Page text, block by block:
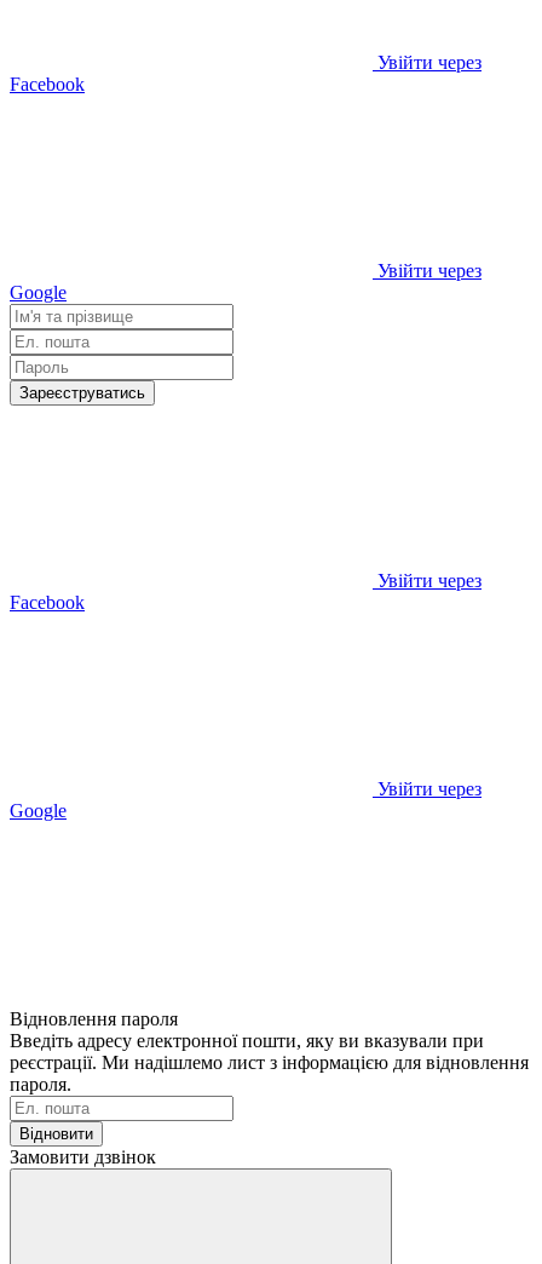
Увійти через
Facebook
Увійти через
Google
Зареєструватись
Увійти через
Facebook
Увійти через
Google
Відновлення пароля
Введіть адресу електронної пошти, яку ви вказували при
реєстрації. Ми надішлемо лист з інформацією для відновлення
пароля.
Відновити
Замовити дзвінок